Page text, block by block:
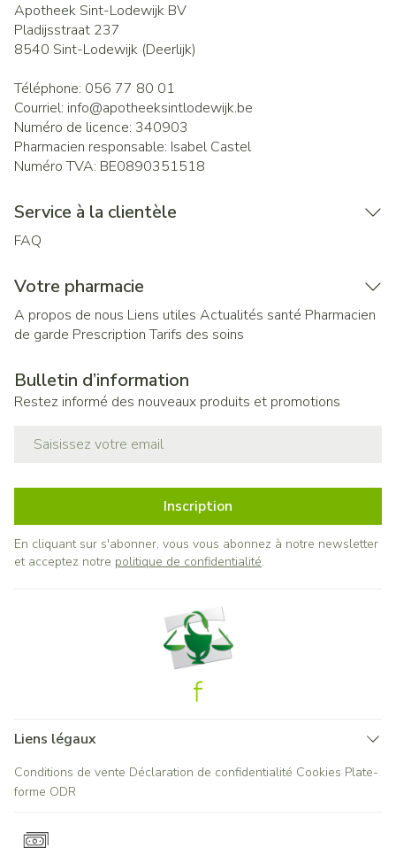
Apotheek Sint-Lodewijk BV
Pladijsstraat 237
8540 Sint-Lodewijk (Deerlijk)
Téléphone: 056 77 80 01
Courriel: info@apotheeksintlodewijk.be
Numéro de licence: 340903
Pharmacien responsable: Isabel Castel
Numéro TVA: BE0890351518
Service à la clientèle
FAQ
Votre pharmacie
A propos de nous Liens utiles Actualités santé Pharmacien
de garde Prescription Tarifs des soins
Bulletin d’information
Restez informé des nouveaux produits et promotions
Inscription
En cliquant sur s'abonner, vous vous abonnez à notre newsletter
et acceptez notre politique de confidentialité.
Liens légaux
Conditions de vente Déclaration de confidentialité Cookies Plate-
forme ODR